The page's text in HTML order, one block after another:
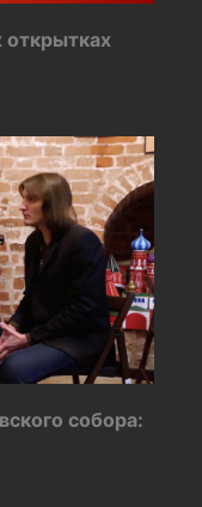
открытках
собора: